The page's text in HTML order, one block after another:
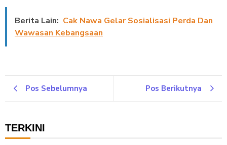
Berita Lain: Cak Nawa Gelar Sosialisasi Perda Dan
Wawasan Kebangsaan
Pos Sebelumnya Pos Berikutnya
TERKINI